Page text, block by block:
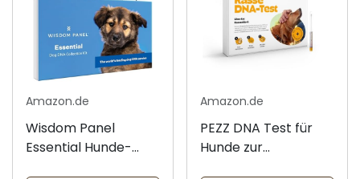
Amazon.de
Wisdom Panel
Essential Hunde-
Amazon.de
PEZZ DNA Test für
Hunde zur